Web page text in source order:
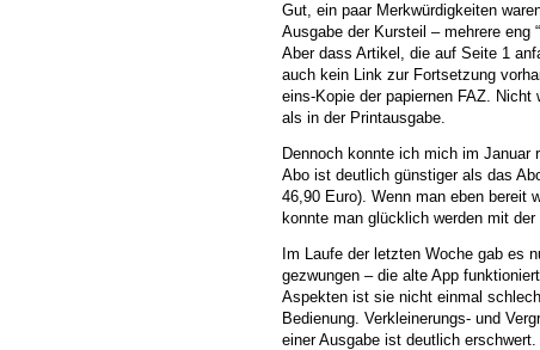
Gut, ein paar Merkwürdigkeiten
Ausgabe der Kursteil – mehrere eng
Aber dass Artikel, die auf Seite 1
auch kein Link zur Fortsetzung
eins-Kopie der papiernen FAZ.
als in der Printausgabe.
Dennoch konnte ich mich im
Abo ist deutlich günstiger als das
46,90 Euro). Wenn man eben bereit
konnte man glücklich werden mit der
Im Laufe der letzten Woche gab es
gezwungen – die alte App
Aspekten ist sie nicht einmal
Bedienung. Verkleinerungs- und
einer Ausgabe ist deutlich